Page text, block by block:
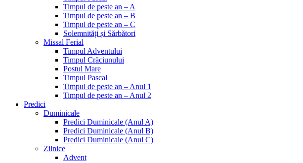
Timpul de peste an – A
Timpul de peste an – B
Timpul de peste an – C
Solemnități și Sărbători
Missal Ferial
Timpul Adventului
Timpul Crăciunului
Postul Mare
Timpul Pascal
Timpul de peste an – Anul 1
Timpul de peste an – Anul 2
Predici
Duminicale
Predici Duminicale (Anul A)
Predici Duminicale (Anul B)
Predici Duminicale (Anul C)
Zilnice
Advent